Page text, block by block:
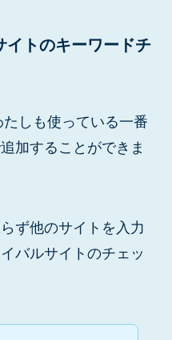
トのキーワードチ
しも使っている一番
加することができま
ず他のサイトを入力
バルサイトのチェッ